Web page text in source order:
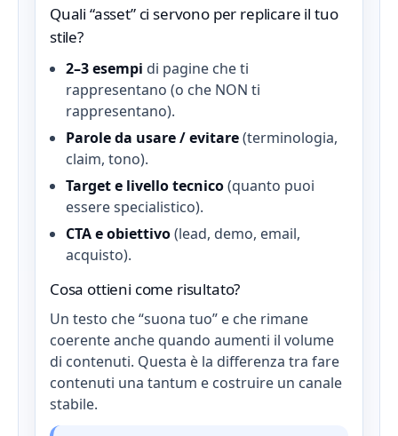
Quali “asset” ci servono per replicare il tuo
stile?
2–3 esempi di pagine che ti
rappresentano (o che NON ti
rappresentano).
Parole da usare / evitare(terminologia,
claim, tono).
Target e livello tecnico(quanto puoi
essere specialistico).
CTA e obiettivo(lead, demo, email,
acquisto).
Cosa ottieni come risultato?
Un testo che “suona tuo” e che rimane
coerente anche quando aumenti il volume
di contenuti. Questa è la differenza tra fare
contenuti una tantum e costruire un canale
stabile.